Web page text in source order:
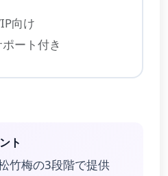
向け
ート付き
ト
竹梅の3段階で提供